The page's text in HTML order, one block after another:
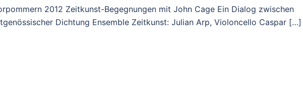
2012 Zeitkunst-Begegnungen mit John Cage Ein Dialog zwischen
Dichtung Ensemble Zeitkunst: Julian Arp, Violoncello Caspar […]